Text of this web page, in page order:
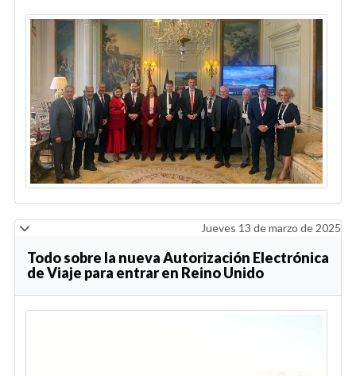
Jueves 13 de marzo de 2025
Todo sobre la nueva Autorización Electrónica
de Viaje para entrar en Reino Unido